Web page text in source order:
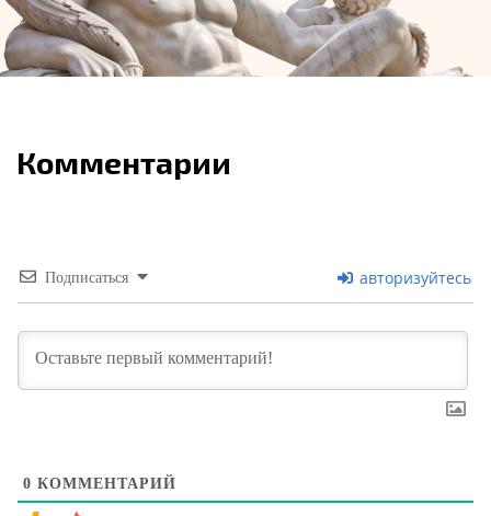
Комментарии
Подписаться авторизуйтесь
0 КОММЕНТАРИЙ